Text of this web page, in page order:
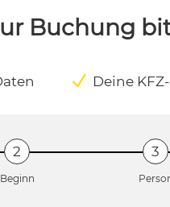
Buchung
N Deine
Beginn